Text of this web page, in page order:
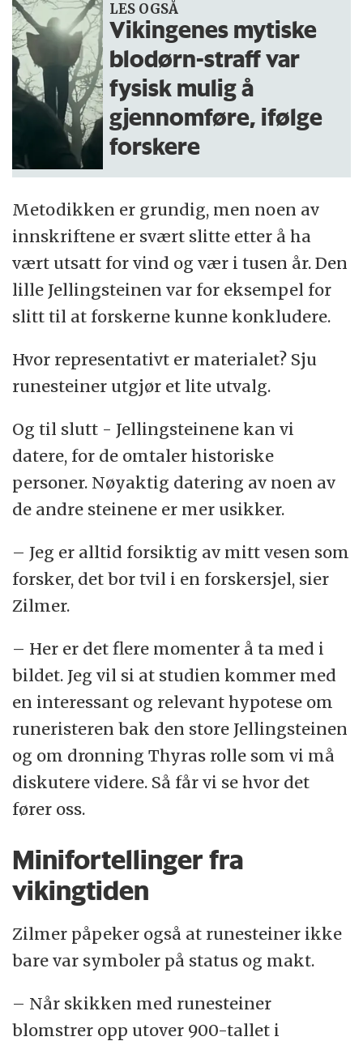
LES OGSÅ
Vikingenes mytiske
blodørn-straff var
fysisk mulig å
gjennomføre, ifølge
forskere
Metodikken er grundig, men noen av
innskriftene er svært slitte etter å ha
vært utsatt for vind og vær i tusen år. Den
lille Jellingsteinen var for eksempel for
slitt til at forskerne kunne konkludere.
Hvor representativt er materialet? Sju
runesteiner utgjør et lite utvalg.
Og til slutt - Jellingsteinene kan vi
datere, for de omtaler historiske
personer. Nøyaktig datering av noen av
de andre steinene er mer usikker.
– Jeg er alltid forsiktig av mitt vesen som
forsker, det bor tvil i en forskersjel, sier
Zilmer.
– Her er det flere momenter å ta med i
bildet. Jeg vil si at studien kommer med
en interessant og relevant hypotese om
runeristeren bak den store Jellingsteinen
og om dronning Thyras rolle som vi må
diskutere videre. Så får vi se hvor det
fører oss.
Minifortellinger fra
vikingtiden
Zilmer påpeker også at runesteiner ikke
bare var symboler på status og makt.
– Når skikken med runesteiner
blomstrer opp utover 900-tallet i